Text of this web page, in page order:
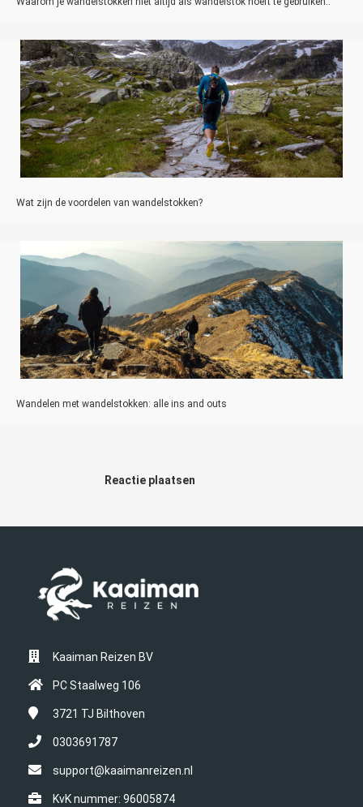
Wat zijn de voordelen van wandelstokken?
Wandelen met wandelstokken: alle ins and outs
Reactie plaatsen
Kaaiman Reizen BV
PC Staalweg 106
3721 TJ Bilthoven
0303691787
support@kaaimanreizen.nl
KvK nummer: 96005874